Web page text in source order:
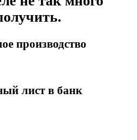
производство
лист в банк